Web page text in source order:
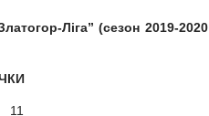
Ліга” (сезон 2019-2020